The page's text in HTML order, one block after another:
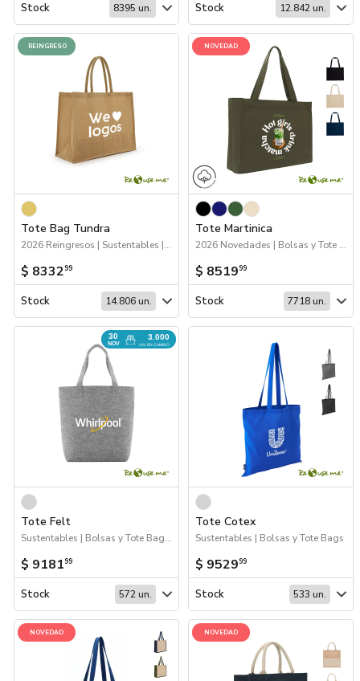
Stock 8395 un. Stock 12.842 un.
REINGRESO
Tote Bag Tundra
2026 Reingresos | Sustentables | Bolsas y Tote Bags
$ 833299
Stock 14.806 un.
NOVEDAD
Tote Martinica
2026 Novedades | Bolsas y Tote Bags
$ 851999
Stock 7718 un.
30
NOV
3.000
UN. EN CAMINO
Tote Felt
Sustentables | Bolsas y Tote Bags | Próximos Arribos
$ 918199
Stock 572 un.
Tote Cotex
Sustentables | Bolsas y Tote Bags
$ 952999
Stock 533 un.
NOVEDAD NOVEDAD